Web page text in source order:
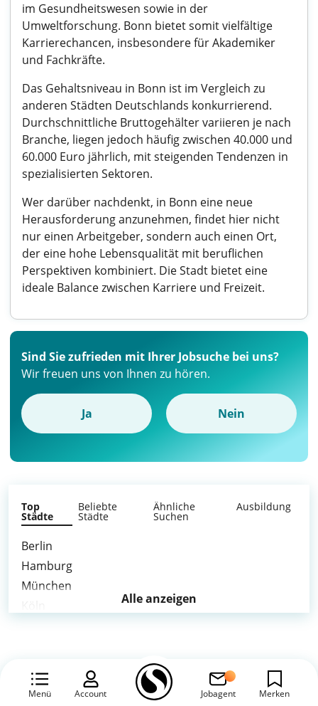
im Gesundheitswesen sowie in der
Umweltforschung. Bonn bietet somit vielfältige
Karrierechancen, insbesondere für Akademiker
und Fachkräfte.
Das Gehaltsniveau in Bonn ist im Vergleich zu
anderen Städten Deutschlands konkurrierend.
Durchschnittliche Bruttogehälter variieren je nach
Branche, liegen jedoch häufig zwischen 40.000 und
60.000 Euro jährlich, mit steigenden Tendenzen in
spezialisierten Sektoren.
Wer darüber nachdenkt, in Bonn eine neue
Herausforderung anzunehmen, findet hier nicht
nur einen Arbeitgeber, sondern auch einen Ort,
der eine hohe Lebensqualität mit beruflichen
Perspektiven kombiniert. Die Stadt bietet eine
ideale Balance zwischen Karriere und Freizeit.
Menü Account Jobagent Merken
Sind Sie zufrieden mit Ihrer Jobsuche bei uns?
Wir freuen uns von Ihnen zu hören.
Ja Nein
Top
Städte
Beliebte
Städte
Ähnliche
Suchen
Ausbildung
Berlin
Hamburg
München
Leipzig
Alle anzeigen